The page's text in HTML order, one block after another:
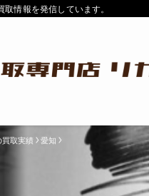
情報を発信しています。
買取実績 愛知